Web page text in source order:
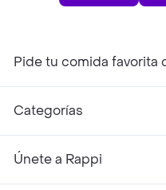
Pide tu comida favorita
Categorías
Únete a Rappi